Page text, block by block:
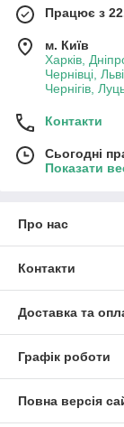
Працює з
м. Київ
Харків,
Чернівці,
Чернігів,
Контакти
Сьогодні
Показати
Про нас
Контакти
Доставка та
Графік роботи
Повна версія